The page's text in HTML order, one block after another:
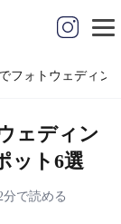
フォトウェディン
ェディン
ット6選
分で読める